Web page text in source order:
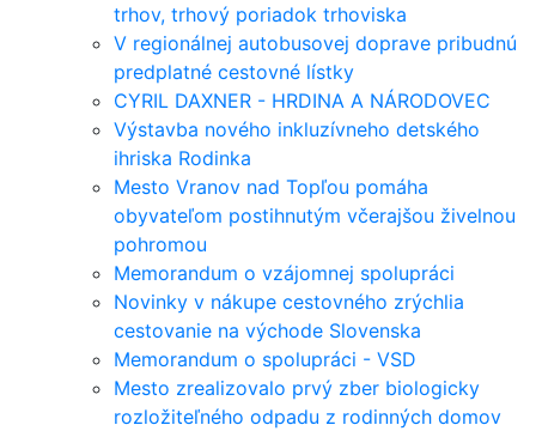
trhov, trhový poriadok trhoviska
V regionálnej autobusovej doprave pribudnú
predplatné cestovné lístky
CYRIL DAXNER - HRDINA A NÁRODOVEC
Výstavba nového inkluzívneho detského
ihriska Rodinka
Mesto Vranov nad Topľou pomáha
obyvateľom postihnutým včerajšou živelnou
pohromou
Memorandum o vzájomnej spolupráci
Novinky v nákupe cestovného zrýchlia
cestovanie na východe Slovenska
Memorandum o spolupráci - VSD
Mesto zrealizovalo prvý zber biologicky
rozložiteľného odpadu z rodinných domov